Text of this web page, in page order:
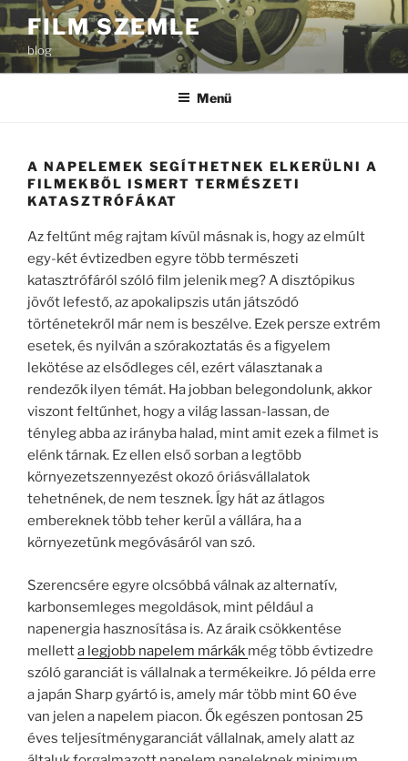
Tartalomhoz
FILM SZEMLE
blog
Menü
A NAPELEMEK SEGÍTHETNEK ELKERÜLNI A
FILMEKBŐL ISMERT TERMÉSZETI
KATASZTRÓFÁKAT
Az feltűnt még rajtam kívül másnak is, hogy az elmúlt
egy-két évtizedben egyre több természeti
katasztrófáról szóló film jelenik meg? A disztópikus
jövőt lefestő, az apokalipszis után játszódó
történetekről már nem is beszélve. Ezek persze extrém
esetek, és nyilván a szórakoztatás és a figyelem
lekötése az elsődleges cél, ezért választanak a
rendezők ilyen témát. Ha jobban belegondolunk, akkor
viszont feltűnhet, hogy a világ lassan-lassan, de
tényleg abba az irányba halad, mint amit ezek a filmet is
elénk tárnak. Ez ellen első sorban a legtöbb
környezetszennyezést okozó óriásvállalatok
tehetnének, de nem tesznek. Így hát az átlagos
embereknek több teher kerül a vállára, ha a
környezetünk megóvásáról van szó.
Szerencsére egyre olcsóbbá válnak az alternatív,
karbonsemleges megoldások, mint például a
napenergia hasznosítása is. Az áraik csökkentése
melletta legjobb napelem márkák még több évtizedre
szóló garanciát is vállalnak a termékeikre. Jó példa erre
a japán Sharp gyártó is, amely már több mint 60 éve
van jelen a napelem piacon. Ők egészen pontosan 25
éves teljesítménygaranciát vállalnak, amely alatt az